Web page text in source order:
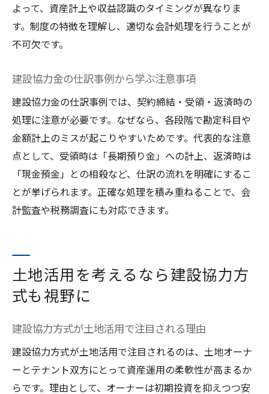
よって、資産計上や収益認識のタイミングが異なりま
す。制度の特徴を理解し、適切な会計処理を行うことが
不可欠です。
建設協力金の仕訳事例から学ぶ注意事項
建設協力金の仕訳事例では、契約締結・受領・返済時の
処理に注意が必要です。なぜなら、各段階で勘定科目や
金額計上のミスが起こりやすいためです。代表的な注意
点として、受領時は「長期預り金」への計上、返済時は
「現金預金」との相殺など、仕訳の流れを明確にするこ
とが挙げられます。正確な処理を積み重ねることで、会
計監査や税務調査にも対応できます。
土地活用を考えるなら建設協力方
式も視野に
建設協力方式が土地活用で注目される理由
建設協力方式が土地活用で注目されるのは、土地オーナ
ーとテナント双方にとって資産運用の柔軟性が高まるか
らです。理由として、オーナーは初期投資を抑えつつ安